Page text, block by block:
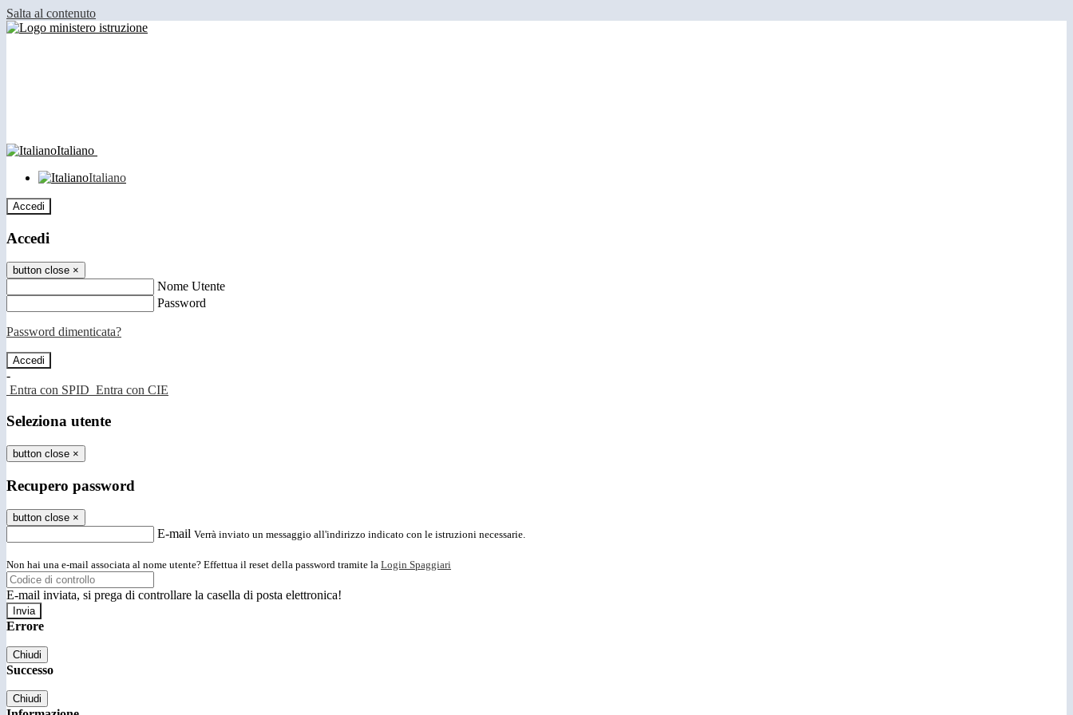
Salta al contenuto
Italiano
Italiano
Accedi
Accedi
button close ×
Nome Utente
Password
Password dimenticata?
-
Entra con SPID Entra con CIE
Seleziona utente
button close ×
Recupero password
button close ×
E-mail Verrà inviato un messaggio all'indirizzo indicato con le istruzioni necessarie.
Non hai una e-mail associata al nome utente? Effettua il reset della password tramite la Login Spaggiari
E-mail inviata, si prega di controllare la casella di posta elettronica!
Errore
Chiudi
Successo
Chiudi